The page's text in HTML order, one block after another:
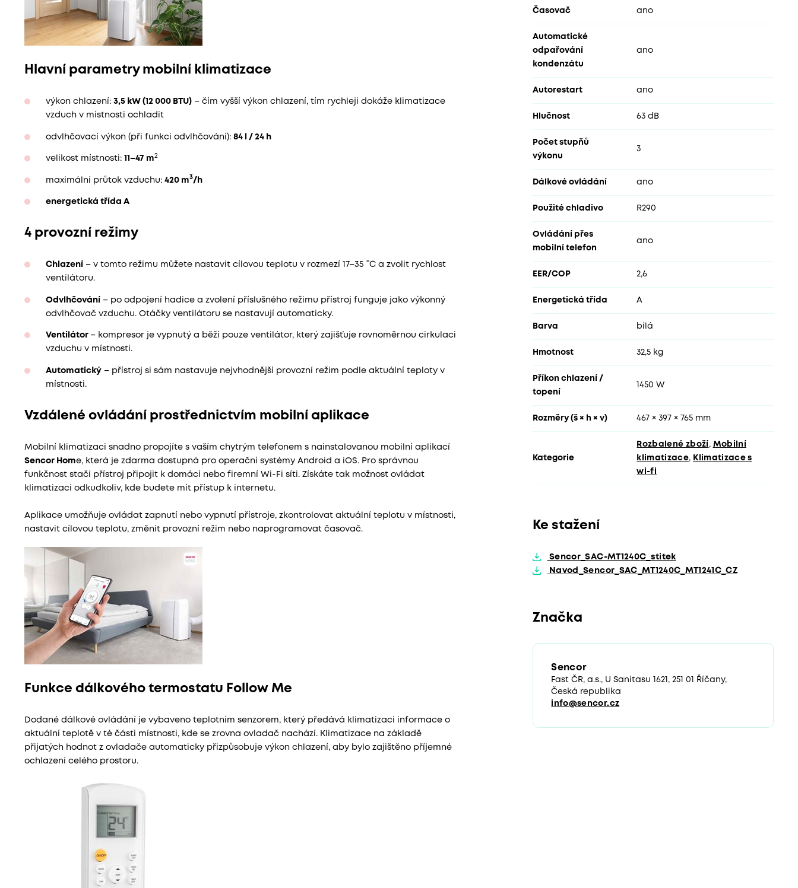
Hlavní parametry mobilní klimatizace
výkon chlazení: 3,5 kW (12 000 BTU)– čím vyšší výkon chlazení, tím rychleji dokáže klimatizace
vzduch v místnosti ochladit
odvlhčovací výkon (při funkci odvlhčování): 84 l / 24 h
velikost místnosti: 11–47 m2
maximální průtok vzduchu: 420 m3/h
energetická třída A
4 provozní režimy
Chlazení – v tomto režimu můžete nastavit cílovou teplotu v rozmezí 17–35 °C a zvolit rychlost
ventilátoru.
Odvlhčování – po odpojení hadice a zvolení příslušného režimu přístroj funguje jako výkonný
odvlhčovač vzduchu. Otáčky ventilátoru se nastavují automaticky.
Ventilátor – kompresor je vypnutý a běží pouze ventilátor, který zajišťuje rovnoměrnou cirkulaci
vzduchu v místnosti.
Automatický– přístroj si sám nastavuje nejvhodnější provozní režim podle aktuální teploty v
místnosti.
Vzdálené ovládání prostřednictvím mobilní aplikace
Mobilní klimatizaci snadno propojíte s vaším chytrým telefonem s nainstalovanou mobilní aplikací
Sencor Home, která je zdarma dostupná pro operační systémy Android a iOS. Pro správnou
funkčnost stačí přístroj připojit k domácí nebo firemní Wi-Fi síti. Získáte tak možnost ovládat
klimatizaci odkudkoliv, kde budete mít přístup k internetu.
Aplikace umožňuje ovládat zapnutí nebo vypnutí přístroje, zkontrolovat aktuální teplotu v místnosti,
nastavit cílovou teplotu, změnit provozní režim nebo naprogramovat časovač.
Funkce dálkového termostatu Follow Me
Dodané dálkové ovládání je vybaveno teplotním senzorem, který předává klimatizaci informace o
aktuální teplotě v té části místnosti, kde se zrovna ovladač nachází. Klimatizace na základě
přijatých hodnot z ovladače automaticky přizpůsobuje výkon chlazení, aby bylo zajištěno příjemné
ochlazení celého prostoru.
Časovač ano
Automatické
odpařování
kondenzátu
ano
Autorestart ano
Hlučnost 63 dB
Počet stupňů
výkonu
3
Dálkové ovládání ano
Použité chladivo R290
Ovládání přes
mobilní telefon
ano
EER/COP 2,6
Energetická třída A
Barva bílá
Hmotnost 32,5 kg
Příkon chlazení /
topení
1450 W
Rozměry (š × h × v) 467 × 397 × 765 mm
Kategorie
Rozbalené zboží , Mobilní
klimatizace, Klimatizace s
wi-fi
Ke stažení
Sencor_SAC-MT1240C_stitek
Navod_Sencor_SAC_MT1240C_MT1241C_CZ
Značka
Sencor
Fast ČR, a.s., U Sanitasu 1621, 251 01 Říčany,
Česká republika
info@sencor.cz